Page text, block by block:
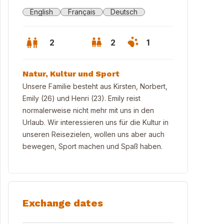
English Français Deutsch
2 2 1
Natur, Kultur und Sport
Unsere Familie besteht aus Kirsten, Norbert,
Emily (26) und Henri (23). Emily reist
normalerweise nicht mehr mit uns in den
Urlaub. Wir interessieren uns für die Kultur in
unseren Reisezielen, wollen uns aber auch
bewegen, Sport machen und Spaß haben.
Exchange dates